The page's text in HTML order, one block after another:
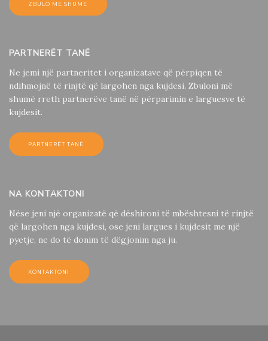
ZBULO ME SHUME
PARTNERËT TANË
Ne jemi një partneritet i organizatave që përpiqen të
ndihmojnë të rinjtë që largohen nga kujdesi. Zbuloni më
shumë rreth partnerëve tanë në përparimin e larguesve të
kujdesit.
PARTNERËT TANË
NA KONTAKTONI
Nëse jeni një organizatë që dëshironi të mbështesni të rinjtë
që largohen nga kujdesi, ose jeni largues i kujdesit me një
pyetje, ne do të donim të dëgjonim nga ju.
KONTAKTONI